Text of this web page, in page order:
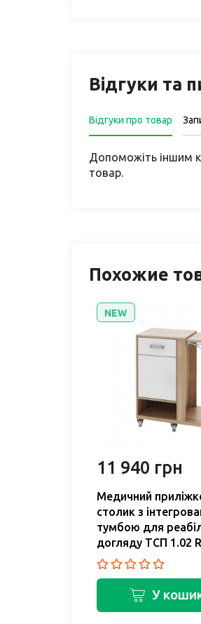
Відгуки та
Відгуки про товар
Допоможіть іншим
товар.
Похожие
NEW
11 940 грн
Медичний
столик з
тумбою для
догляду ТСП 1.02
У